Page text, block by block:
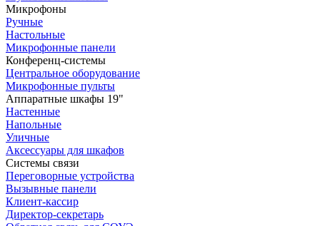
Микрофоны
Ручные
Настольные
Микрофонные панели
Конференц-системы
Центральное оборудование
Микрофонные пульты
Аппаратные шкафы 19"
Настенные
Напольные
Уличные
Аксессуары для шкафов
Системы связи
Переговорные устройства
Вызывные панели
Клиент-кассир
Директор-секретарь